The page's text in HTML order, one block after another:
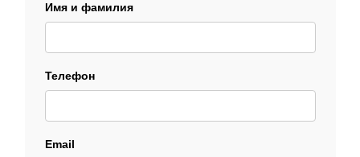
Имя и фамилия
Телефон
Email